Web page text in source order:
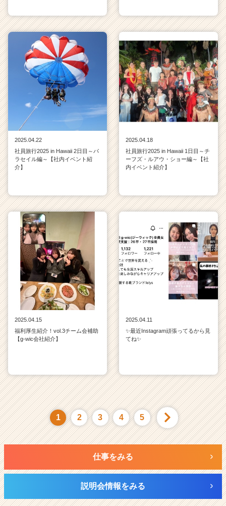
2025.04.22
社員旅行2025 in Hawaii 2日目～パ
ラセイル編～【社内イベント紹
介】
2025.04.18
社員旅行2025 in Hawaii 1日目～チ
ーフズ・ルアウ・ショー編～【社
内イベント紹介】
2025.04.15
福利厚生紹介！vol.3チーム会補助
【g-wic会社紹介】
2025.04.11
✨最近Instagram頑張ってるから見
てね✨
1 2 3 4 5
仕事をみる
説明会情報をみる